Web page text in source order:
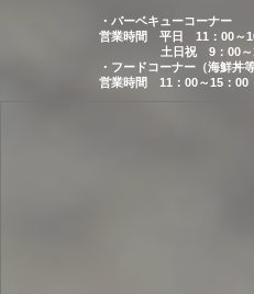
・バーベキューコーナー
営業時間
平日
11：00～
土日祝
9：00
・フードコーナー（海鮮丼等
営業時間
11：00～15：00